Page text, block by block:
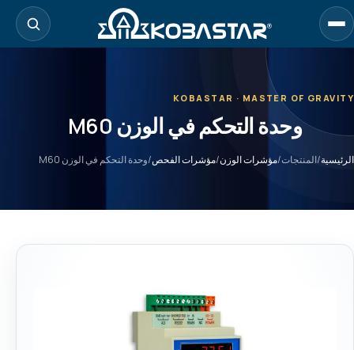
الانتقال
إلى
المحتوى
KOBASTAR · MASTER OF GRAVITY
وحدة التحكم في الوزن M60
الرئيسية/المنتجات/مؤشرات الوزن/مؤشرات الفحص/وحدة التحكم في الوزن M60